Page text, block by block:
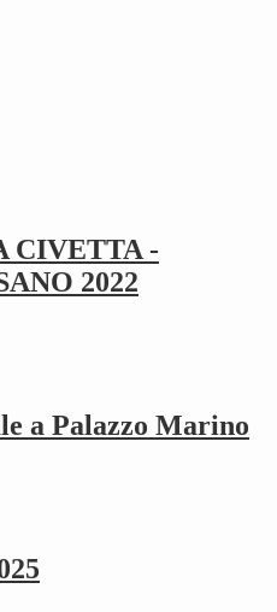
CIVETTA -
2022
a Palazzo Marino